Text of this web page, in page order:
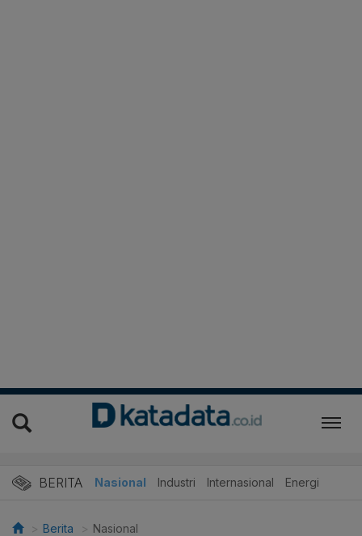
BERITA Nasional Industri Internasional Energi
Berita Nasional